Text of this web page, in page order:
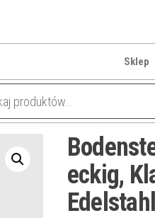
Sklep
eckig,